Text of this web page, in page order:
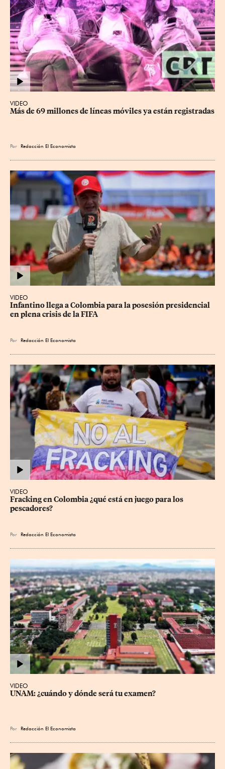
VIDEO
Más de 69 millones de líneas móviles ya están registradas
Por Redacción El Economista
VIDEO
Infantino llega a Colombia para la posesión presidencial
en plena crisis de la FIFA
Por Redacción El Economista
VIDEO
Fracking en Colombia ¿qué está en juego para los
pescadores?
Por Redacción El Economista
VIDEO
UNAM: ¿cuándo y dónde será tu examen?
Por Redacción El Economista